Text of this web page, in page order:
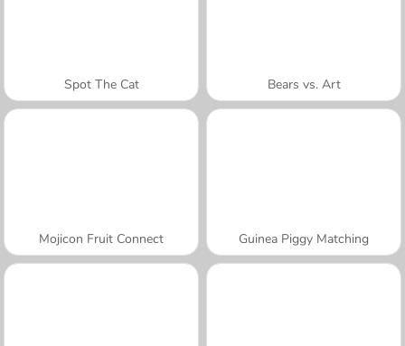
Spot The Cat Bears vs. Art
Mojicon Fruit Connect Guinea Piggy Matching